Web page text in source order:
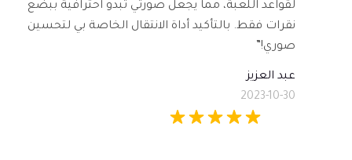
لقواعد اللعبة، مما يجعل صورتي تبدو احترافية ببضع
نقرات فقط. بالتأكيد أداة الانتقال الخاصة بي لتحسين
صوري!”
عبد العزيز
2023-10-30